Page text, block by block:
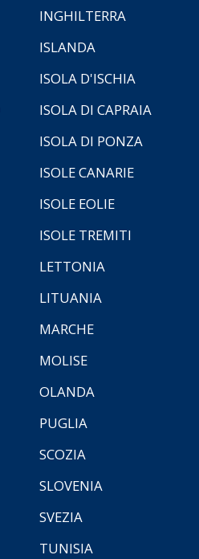
INGHILTERRA
ISLANDA
ISOLA D'ISCHIA
ISOLA DI CAPRAIA
ISOLA DI PONZA
ISOLE CANARIE
ISOLE EOLIE
ISOLE TREMITI
LETTONIA
LITUANIA
MARCHE
MOLISE
OLANDA
PUGLIA
SCOZIA
SLOVENIA
SVEZIA
TUNISIA